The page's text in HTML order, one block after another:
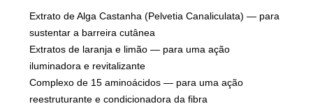
Extrato de Alga Castanha (Pelvetia Canaliculata) — para
sustentar a barreira cutânea
Extratos de laranja e limão — para uma ação
iluminadora e revitalizante
Complexo de 15 aminoácidos — para uma ação
reestruturante e condicionadora da fibra